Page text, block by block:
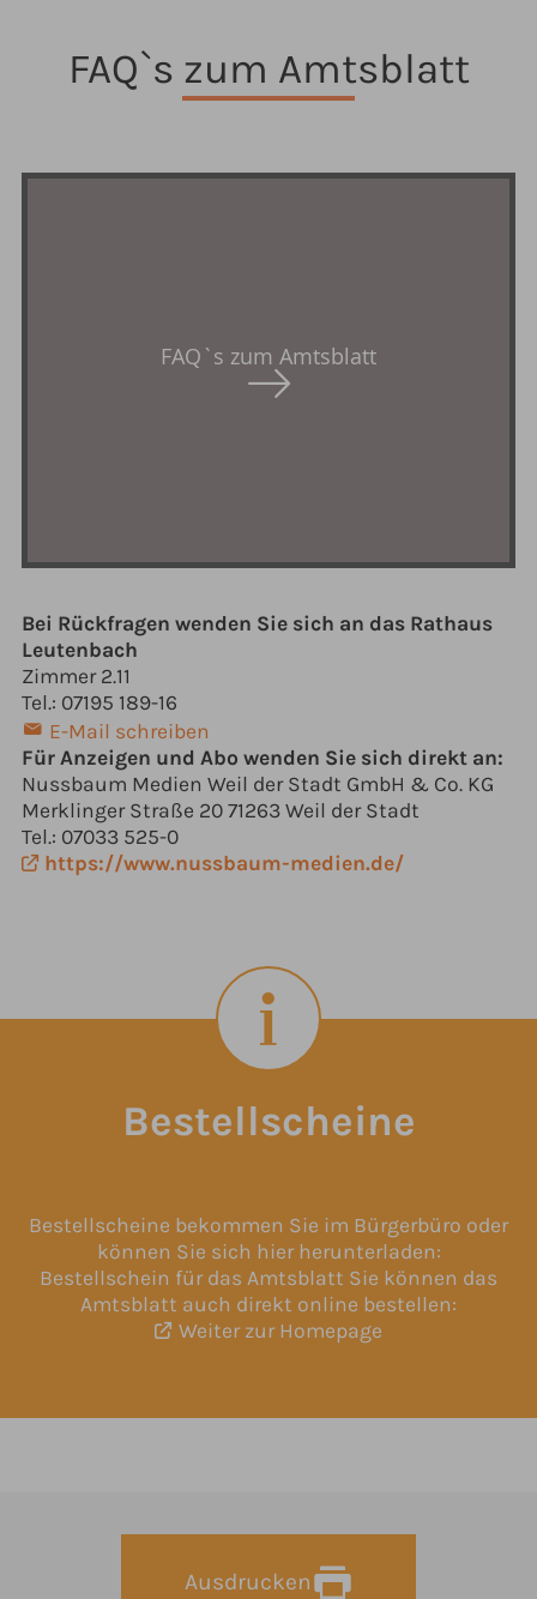
FAQ`s zum Amtsblatt
FAQ`s zum Amtsblatt
Bei Rückfragen wenden Sie sich an das Rathaus
Leutenbach
Zimmer 2.11
Tel.: 07195 189-16
E-Mail schreiben
Für Anzeigen und Abo wenden Sie sich direkt an:
Nussbaum Medien Weil der Stadt GmbH & Co. KG
Merklinger Straße 20 71263 Weil der Stadt
Tel.: 07033 525-0
https://www.nussbaum-medien.de/
Bestellscheine
Bestellscheine bekommen Sie im Bürgerbüro oder
können Sie sich hier herunterladen:
Bestellschein für das Amtsblatt Sie können das
Amtsblatt auch direkt online bestellen:
Weiter zur Homepage
Ausdrucken